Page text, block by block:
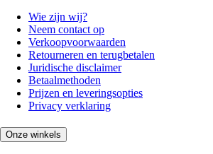
Wie zijn wij?
Neem contact op
Verkoopvoorwaarden
Retourneren en terugbetalen
Juridische disclaimer
Betaalmethoden
Prijzen en leveringsopties
Privacy verklaring
Onze winkels